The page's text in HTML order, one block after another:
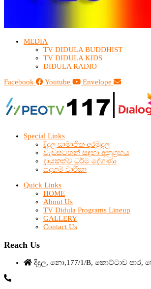
MEDIA
TV DIDULA BUDDHIST​
TV DIDULA KIDS
DIDULA RADIO
Facebook
Youtube Envelope
Special Links
දිදුල සාමාජික අරමුදල
වැඩසටහන් සඳහා අනුග්‍රහය
දායකත්ව ධර්ම දේශණා
සදහම් චාරිකා
Quick Links
HOME
About Us
TV Didula Programs Lineup
GALLERY
Contact Us
Reach Us
දිදුල, නො,177/1/B, කොට්ටාව